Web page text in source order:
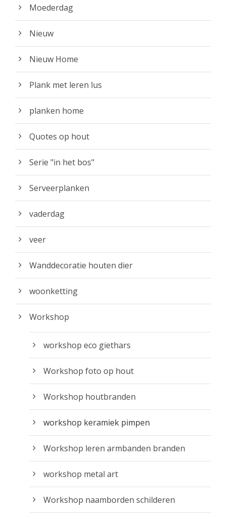
Moederdag
Nieuw
Nieuw Home
Plank met leren lus
planken home
Quotes op hout
Serie "in het bos"
Serveerplanken
vaderdag
veer
Wanddecoratie houten dier
woonketting
Workshop
workshop eco giethars
Workshop foto op hout
Workshop houtbranden
workshop keramiek pimpen
Workshop leren armbanden branden
workshop metal art
Workshop naamborden schilderen